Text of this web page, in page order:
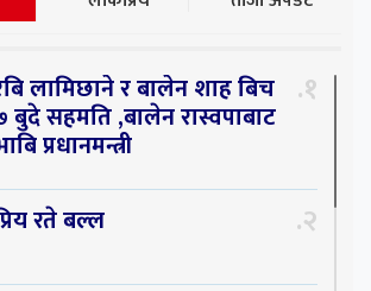
लामिछाने र बालेन शाह बिच
बुदे सहमति ,बालेन रास्वपाबाट
प्रधानमन्त्री
१
रते बल्ल २